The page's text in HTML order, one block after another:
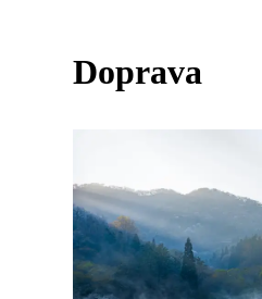
Doprava